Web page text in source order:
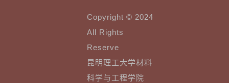
Copyright © 2024
All Rights
Reserve
昆明理工大学材料
科学与工程学院